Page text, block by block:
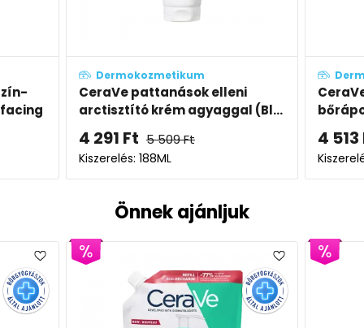
(Bl...
Dermokozmetikum
CeraVe pattanások elleni
bőrápoló gél (Blemish Control
Gel)
4 513 Ft 5 793
Kiszerelés: 40ML
6
Önnek ajánljuk